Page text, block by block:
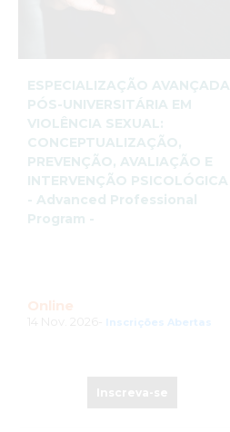
ESPECIALIZAÇÃO AVANÇADA
PÓS-UNIVERSITÁRIA EM
VIOLÊNCIA SEXUAL:
CONCEPTUALIZAÇÃO,
PREVENÇÃO, AVALIAÇÃO E
INTERVENÇÃO PSICOLÓGICA
- Advanced Professional
Program -
Online
Inscrições Abertas